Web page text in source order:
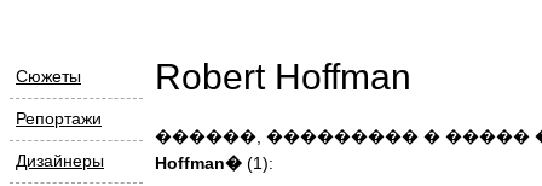
Сюжеты
Репортажи
Дизайнеры
Robert Hoffman
������, ��������� � �����
Hoffman� (1):